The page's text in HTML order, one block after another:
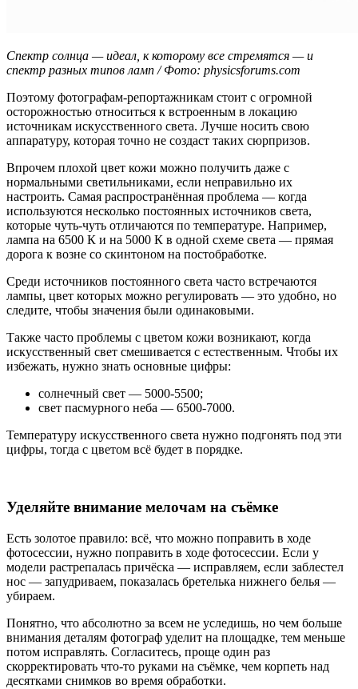
Спектр солнца — идеал, к которому все стремятся — и
спектр разных типов ламп / Фото: physicsforums.com
Поэтому фотографам-репортажникам стоит с огромной
осторожностью относиться к встроенным в локацию
источникам искусственного света. Лучше носить свою
аппаратуру, которая точно не создаст таких сюрпризов.
Впрочем плохой цвет кожи можно получить даже с
нормальными светильниками, если неправильно их
настроить. Самая распространённая проблема — когда
используются несколько постоянных источников света,
которые чуть-чуть отличаются по температуре. Например,
лампа на 6500 К и на 5000 К в одной схеме света — прямая
дорога к возне со скинтоном на постобработке.
Среди источников постоянного света часто встречаются
лампы, цвет которых можно регулировать — это удобно, но
следите, чтобы значения были одинаковыми.
Также часто проблемы с цветом кожи возникают, когда
искусственный свет смешивается с естественным. Чтобы их
избежать, нужно знать основные цифры:
солнечный свет — 5000-5500;
свет пасмурного неба — 6500-7000.
Температуру искусственного света нужно подгонять под эти
цифры, тогда с цветом всё будет в порядке.
Уделяйте внимание мелочам на съёмке
Есть золотое правило: всё, что можно поправить в ходе
фотосессии, нужно поправить в ходе фотосессии. Если у
модели растрепалась причёска — исправляем, если заблестел
нос — запудриваем, показалась бретелька нижнего белья —
убираем.
Понятно, что абсолютно за всем не уследишь, но чем больше
внимания деталям фотограф уделит на площадке, тем меньше
потом исправлять. Согласитесь, проще один раз
скорректировать что-то руками на съёмке, чем корпеть над
десятками снимков во время обработки.